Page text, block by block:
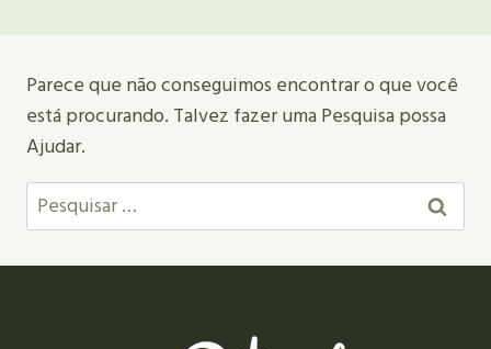
Parece que não conseguimos encontrar o que você
está procurando. Talvez fazer uma Pesquisa possa
Ajudar.
Pesquisar
por: